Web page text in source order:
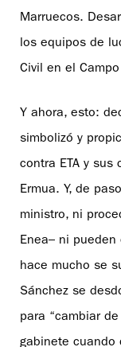
Marruecos.
los equipos de
Civil en el
Y ahora, esto:
simbolizó y
contra ETA y sus
Ermua. Y, de
ministro, ni
Enea– ni
hace mucho se
Sánchez se
para “cambiar
gabinete cuando